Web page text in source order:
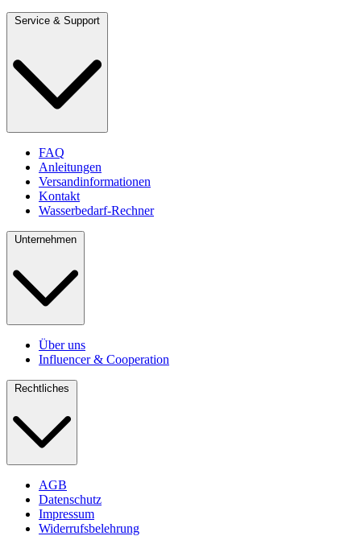
Service & Support
FAQ
Anleitungen
Versandinformationen
Kontakt
Wasserbedarf-Rechner
Unternehmen
Über uns
Influencer & Cooperation
Rechtliches
AGB
Datenschutz
Impressum
Widerrufsbelehrung